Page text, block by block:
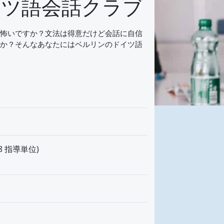
語会話クラブ
いですか？文法は得意だけど会話に自信
？そんなあなたにはベルリンのドイツ語
指導単位)